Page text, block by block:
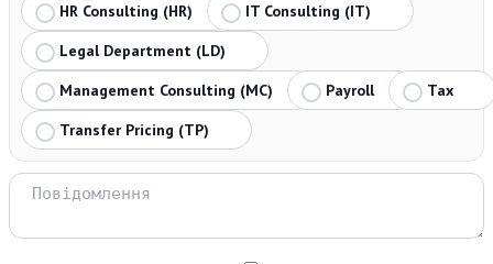
HR Consulting (HR)
IT Consulting (IT)
Legal Department (LD)
Management Consulting (MC)
Payroll
Tax
Transfer Pricing (TP)